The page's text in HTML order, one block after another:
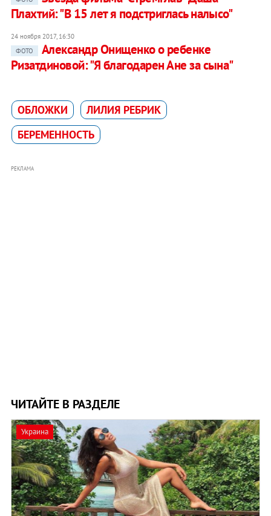
Плахтий: "В 15 лет я подстриглась налысо"
24 ноября 2017, 16:30
ФОТО
Александр Онищенко о ребенке
Ризатдиновой: "Я благодарен Ане за сына"
ОБЛОЖКИ
ЛИЛИЯ РЕБРИК
БЕРЕМЕННОСТЬ
РЕКЛАМА
ЧИТАЙТЕ В РАЗДЕЛЕ
Украина